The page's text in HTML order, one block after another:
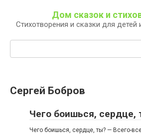
контенту
Дом сказок и
Стихотворения и сказки для детей
Сергей Бобров
Чего боишься, сердце,
Чего боишься, сердце, ты? — Всего-